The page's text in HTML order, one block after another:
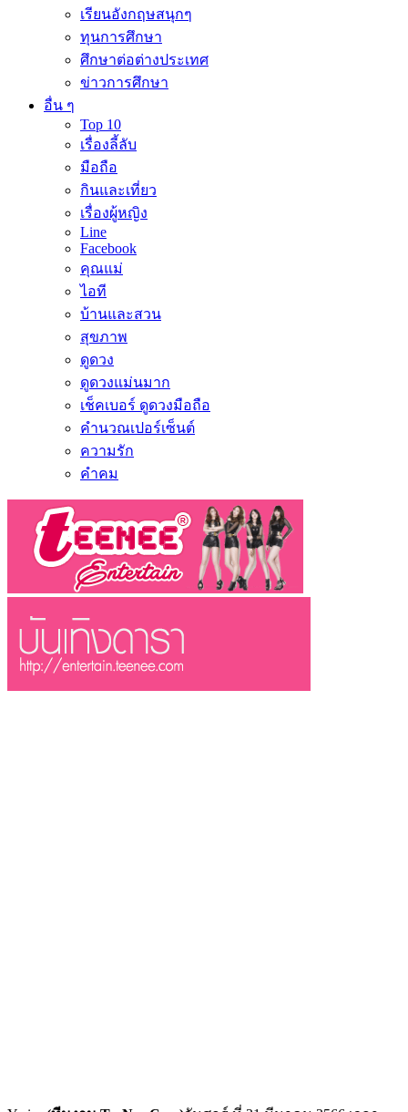
เรียนอังกฤษสนุกๆ
ทุนการศึกษา
ศึกษาต่อต่างประเทศ
ข่าวการศึกษา
อื่น ๆ
Top 10
เรื่องลี้ลับ
มือถือ
กินและเที่ยว
เรื่องผู้หญิง
Line
Facebook
คุณแม่
ไอที
บ้านและสวน
สุขภาพ
ดูดวง
ดูดวงแม่นมาก
เช็คเบอร์ ดูดวงมือถือ
คำนวณเปอร์เซ็นต์
ความรัก
คำคม